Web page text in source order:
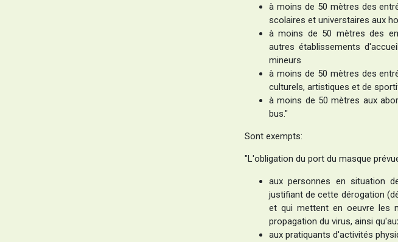
à moins de 50 mètres des
scolaires et universtaires aux
à moins de 50 mètres des
autres établissements
mineurs
à moins de 50 mètres des
culturels, artistiques et de
à moins de 50 mètres aux
bus."
Sont exempts:
"L'obligation du port du masque
aux personnes en situation
justifiant de cette dérogation
et qui mettent en oeuvre les
propagation du virus, ainsi
aux pratiquants d'activités